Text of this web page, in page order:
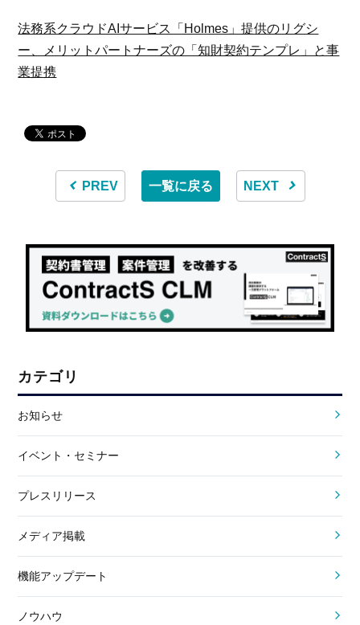
法務系クラウドAIサービス「Holmes」提供のリグシ
ー、メリットパートナーズの「知財契約テンプレ」と事
業提携
PREV 一覧に戻る NEXT
カテゴリ
お知らせ
イベント・セミナー
プレスリリース
メディア掲載
機能アップデート
ノウハウ